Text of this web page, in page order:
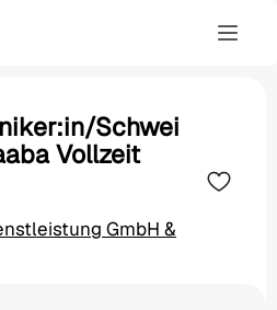
Schwei
Vollzeit
GmbH &